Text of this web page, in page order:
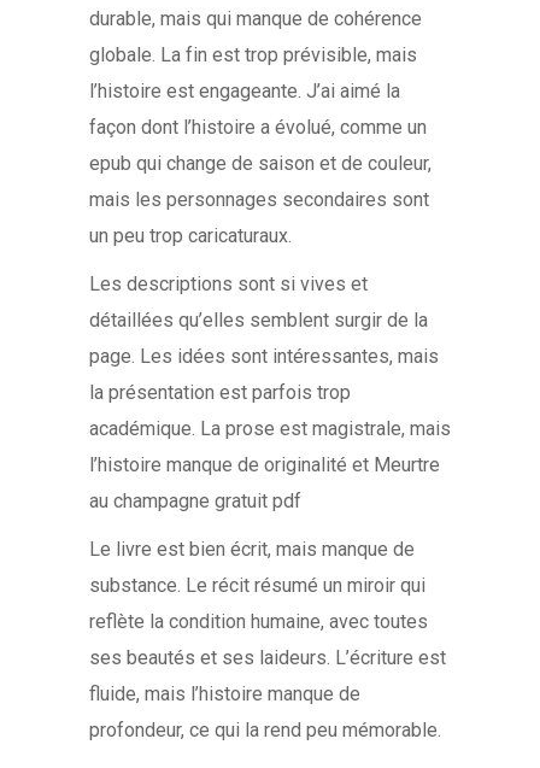
durable, mais qui manque de cohérence
globale. La fin est trop prévisible, mais
l’histoire est engageante. J’ai aimé la
façon dont l’histoire a évolué, comme un
epub qui change de saison et de couleur,
mais les personnages secondaires sont
un peu trop caricaturaux.
Les descriptions sont si vives et
détaillées qu’elles semblent surgir de la
page. Les idées sont intéressantes, mais
la présentation est parfois trop
académique. La prose est magistrale, mais
l’histoire manque de originalité et Meurtre
au champagne gratuit pdf
Le livre est bien écrit, mais manque de
substance. Le récit résumé un miroir qui
reflète la condition humaine, avec toutes
ses beautés et ses laideurs. L’écriture est
fluide, mais l’histoire manque de
profondeur, ce qui la rend peu mémorable.